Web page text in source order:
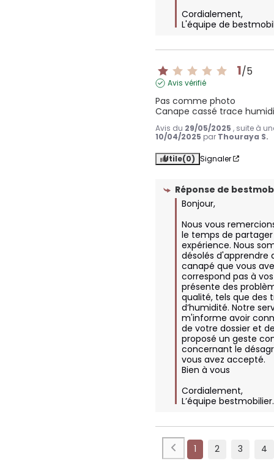
Cordialement,
L'équipe de
1/5
Avis vérifié
Pas comme photo
Canape cassé trace
Avis du 29/05/2025 , suite à
10/04/2025 par Thouraya S.
Utile(0) Signaler
Réponse de
Bonjour,
Nous vous
le temps de
expérience. Nous
désolés d'apprendre
canapé que vous
correspond pas à
présente des
qualité, tels que des
d’humidité. Notre
m'informe avoir
de votre dossier et
proposé un geste
concernant le
vous avez accepté.
Bien à vous
Cordialement,
L’équipe
1 2 3 4